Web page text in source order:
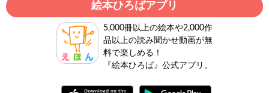
絵本ひろばアプリ
5,000冊以上の絵本や2,000作
品以上の読み聞かせ動画が無
料で楽しめる！
『絵本ひろば』公式アプリ。